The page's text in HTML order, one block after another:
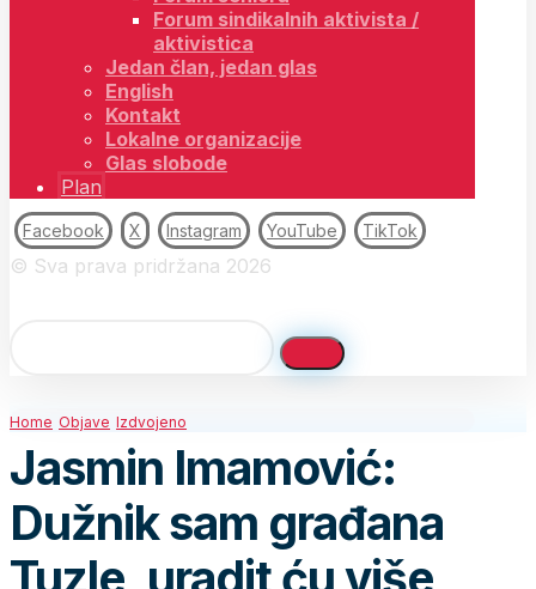
Forum sindikalnih aktivista /
aktivistica
Jedan član, jedan glas
English
Kontakt
Lokalne organizacije
Glas slobode
Plan
Facebook X Instagram YouTube TikTok
© Sva prava pridržana 2026
Home Objave Izdvojeno
Jasmin Imamović:
Dužnik sam građana